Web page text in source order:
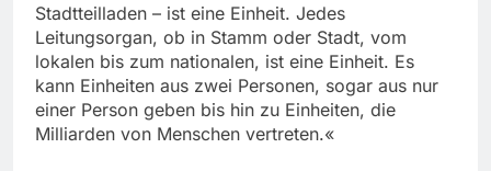
Stadtteilladen – ist eine Einheit. Jedes
Leitungsorgan, ob in Stamm oder Stadt, vom
lokalen bis zum nationalen, ist eine Einheit. Es
kann Einheiten aus zwei Personen, sogar aus nur
einer Person geben bis hin zu Einheiten, die
Milliarden von Menschen vertreten.«